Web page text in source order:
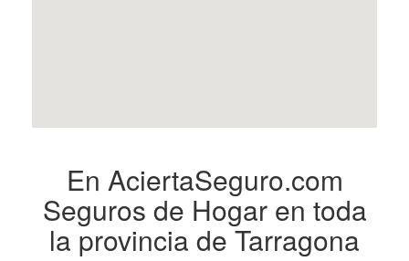
En AciertaSeguro.com
Seguros de Hogar en toda
la provincia de Tarragona